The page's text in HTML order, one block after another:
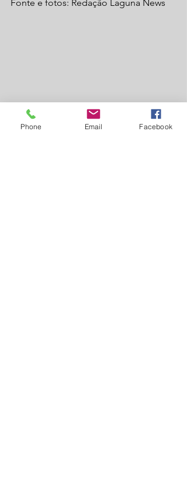
Fonte e fotos: Redação Laguna News
Phone Email Facebook